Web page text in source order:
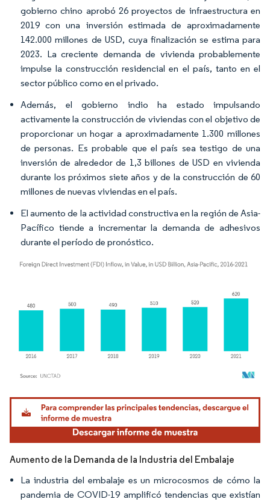
gobierno chino aprobó 26 proyectos de infraestructura en
2019 con una inversión estimada de aproximadamente
142.000 millones de USD, cuya finalización se estima para
2023. La creciente demanda de vivienda probablemente
impulse la construcción residencial en el país, tanto en el
sector público como en el privado.
Además, el gobierno indio ha estado impulsando
activamente la construcción de viviendas con el objetivo de
proporcionar un hogar a aproximadamente 1.300 millones
de personas. Es probable que el país sea testigo de una
inversión de alrededor de 1,3 billones de USD en vivienda
durante los próximos siete años y de la construcción de 60
millones de nuevas viviendas en el país.
El aumento de la actividad constructiva en la región de Asia-
Pacífico tiende a incrementar la demanda de adhesivos
durante el período de pronóstico.
Imagen © Mordor Intelligence. El uso requiere atribución según CC BY 4.0.
Aumento de la Demanda de la Industria del Embalaje
La industria del embalaje es un microcosmos de cómo la
pandemia de COVID-19 amplificó tendencias que existían